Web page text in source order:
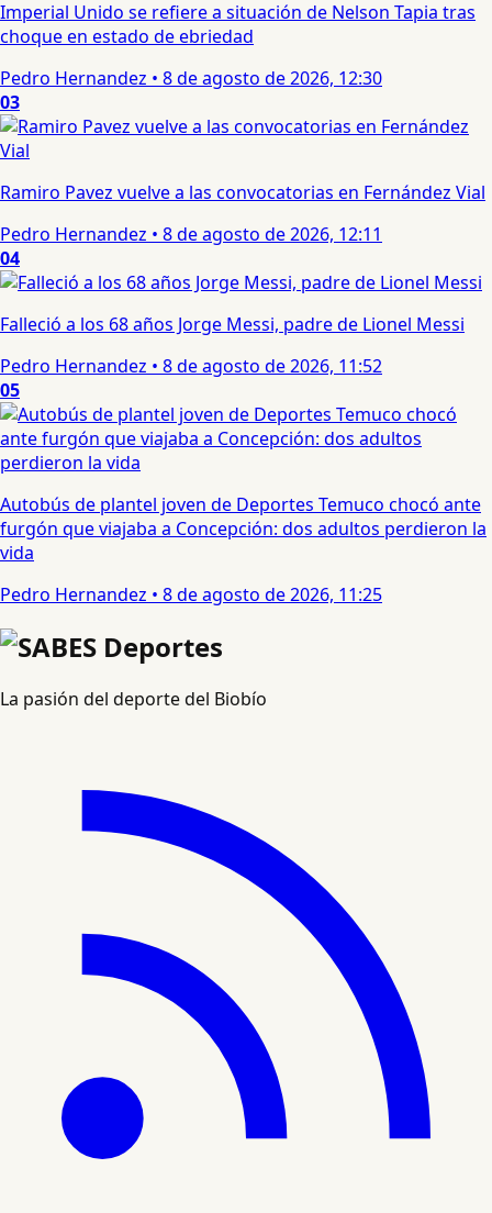
Imperial Unido se refiere a situación de Nelson Tapia tras
choque en estado de ebriedad
Pedro Hernandez • 8 de agosto de 2026, 12:30
03
Ramiro Pavez vuelve a las convocatorias en Fernández Vial
Pedro Hernandez • 8 de agosto de 2026, 12:11
04
Falleció a los 68 años Jorge Messi, padre de Lionel Messi
Pedro Hernandez • 8 de agosto de 2026, 11:52
05
Autobús de plantel joven de Deportes Temuco chocó ante
furgón que viajaba a Concepción: dos adultos perdieron la
vida
Pedro Hernandez • 8 de agosto de 2026, 11:25
La pasión del deporte del Biobío